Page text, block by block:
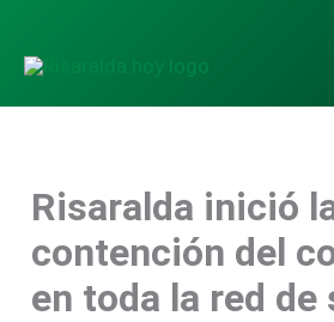
contenido
Risaralda inició
contención del
en toda la red de